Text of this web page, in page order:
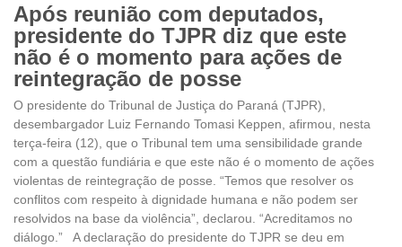
Após reunião com deputados,
presidente do TJPR diz que este
não é o momento para ações de
reintegração de posse
O presidente do Tribunal de Justiça do Paraná (TJPR),
desembargador Luiz Fernando Tomasi Keppen, afirmou, nesta
terça-feira (12), que o Tribunal tem uma sensibilidade grande
com a questão fundiária e que este não é o momento de ações
violentas de reintegração de posse. “Temos que resolver os
conflitos com respeito à dignidade humana e não podem ser
resolvidos na base da violência”, declarou. “Acreditamos no
diálogo.” A declaração do presidente do TJPR se deu em